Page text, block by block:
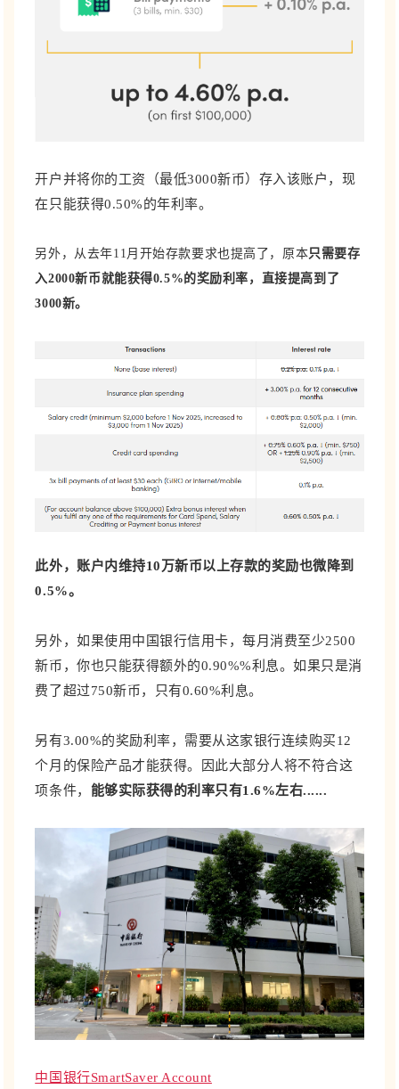
开户并将你的工资（最低3000新币）存入该账户，现
在只能获得0.50%的年利率。
另外，从去年11月开始存款要求也提高了，原本只需要存
入2000新币就能获得0.5%的奖励利率，直接提高到了
3000新。
此外，账户内维持10万新币以上存款的奖励也微降到
0.5%。
另外，如果使用中国银行信用卡，每月消费至少2500
新币，你也只能获得额外的0.90%%利息。如果只是消
费了超过750新币，只有0.60%利息。
另有3.00%的奖励利率，需要从这家银行连续购买12
个月的保险产品才能获得。因此大部分人将不符合这
项条件， 能够实际获得的利率只有1.6%左右......
中国银行SmartSaver Account